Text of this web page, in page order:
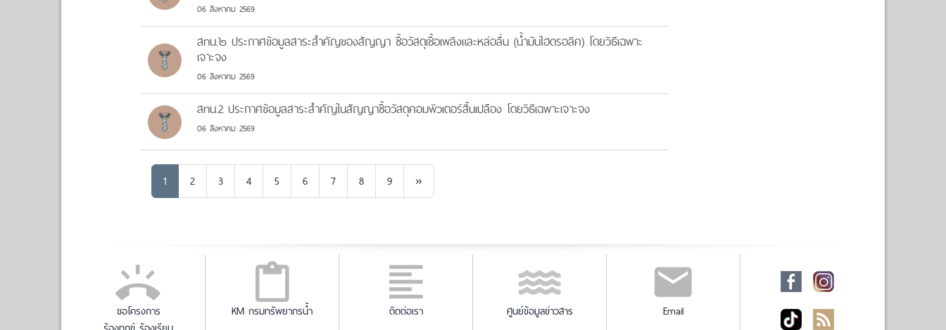
06 สิงหาคม 2569
สทน.๒ ประกาศข้อมูลสาระสำคัญของสัญญา ซื้อวัสดุเชื้อเพลิงและหล่อลื่น (น้ำมันไฮดรอลิค) โดยวิธีเฉพาะ
เจาะจง
06 สิงหาคม 2569
สทน.2 ประกาศข้อมูลสาระสำคัญในสัญญาซื้อวัสดุคอมพิวเตอร์สิ้นเปลือง โดยวิธีเฉพาะเจาะจง
06 สิงหาคม 2569
1 2 3 4 5 6 7 8 9 »Next
ขอโครงการ
KM กรมทรัพยากรน้ำ ติดต่อเรา ศูนย์ข้อมูลข่าวสาร Email